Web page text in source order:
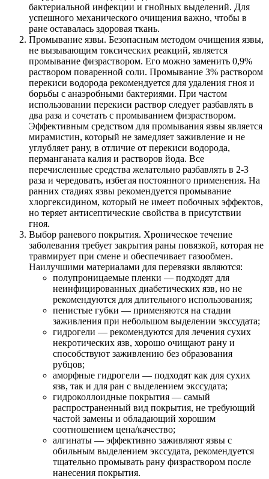
бактериальной инфекции и гнойных выделений. Для
успешного механического очищения важно, чтобы в
ране оставалась здоровая ткань.
Промывание язвы. Безопасным методом очищения язвы,
не вызывающим токсических реакций, является
промывание физраствором. Его можно заменить 0,9%
раствором поваренной соли. Промывание 3% раствором
перекиси водорода рекомендуется для удаления гноя и
борьбы с анаэробными бактериями. При частом
использовании перекиси раствор следует разбавлять в
два раза и сочетать с промыванием физраствором.
Эффективным средством для промывания язвы является
мирамистин, который не замедляет заживление и не
углубляет рану, в отличие от перекиси водорода,
перманганата калия и растворов йода. Все
перечисленные средства желательно разбавлять в 2-3
раза и чередовать, избегая постоянного применения. На
ранних стадиях язвы рекомендуется промывание
хлоргексидином, который не имеет побочных эффектов,
но теряет антисептические свойства в присутствии
гноя.
Выбор раневого покрытия. Хроническое течение
заболевания требует закрытия раны повязкой, которая не
травмирует при смене и обеспечивает газообмен.
Наилучшими материалами для перевязки являются:
полупроницаемые пленки — подходят для
неинфицированных диабетических язв, но не
рекомендуются для длительного использования;
пенистые губки — применяются на стадии
заживления при небольшом выделении экссудата;
гидрогели — рекомендуются для лечения сухих
некротических язв, хорошо очищают рану и
способствуют заживлению без образования
рубцов;
аморфные гидрогели — подходят как для сухих
язв, так и для ран с выделением экссудата;
гидроколлоидные покрытия — самый
распространенный вид покрытия, не требующий
частой замены и обладающий хорошим
соотношением цена/качество;
алгинаты — эффективно заживляют язвы с
обильным выделением экссудата, рекомендуется
тщательно промывать рану физраствором после
нанесения покрытия.